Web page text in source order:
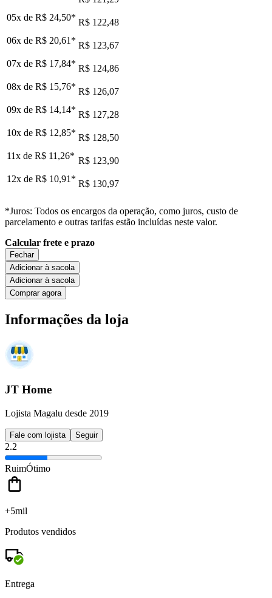
05x de R$ 24,50* R$ 122,48
06x de R$ 20,61* R$ 123,67
07x de R$ 17,84* R$ 124,86
08x de R$ 15,76* R$ 126,07
09x de R$ 14,14* R$ 127,28
10x de R$ 12,85* R$ 128,50
11x de R$ 11,26* R$ 123,90
12x de R$ 10,91* R$ 130,97
*Juros: Todos os encargos da operação, como juros, custo de
parcelamento e outras tarifas estão incluídas neste valor.
Calcular frete e prazo
Fechar
Adicionar à sacola
Adicionar à sacola
Comprar agora
Informações da loja
JT Home
Lojista Magalu desde 2019
Fale com lojista Seguir
2.2
RuimÓtimo
+5mil
Produtos vendidos
Entrega